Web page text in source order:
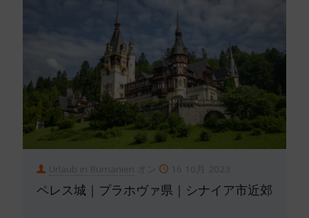
Urlaub in Rumänien 16 10月 2023
ペレス城｜プラホヴァ県｜シナイア市近郊